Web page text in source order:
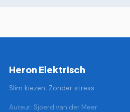
Heron Elektrisch
Slim kiezen. Zonder stress.
Auteur: Sjoerd van der Meer